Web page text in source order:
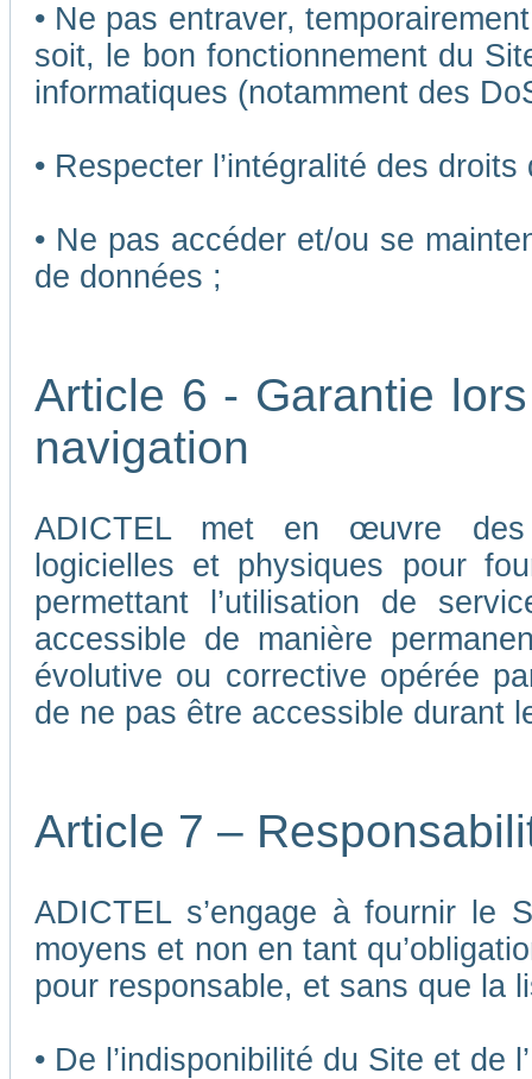
• Ne pas entraver,
soit, le bon fonctionnement du
informatiques (notamment des
• Respecter l’intégralité des
• Ne pas accéder et/ou se
de données ;
Article 6 - Garantie
navigation
ADICTEL met en œuvre des
logicielles et physiques pour
permettant l’utilisation de
accessible de manière
évolutive ou corrective opérée
de ne pas être accessible durant
Article 7 –
ADICTEL s’engage à fournir le
moyens et non en tant
pour responsable, et sans que la
• De l’indisponibilité du Site et de